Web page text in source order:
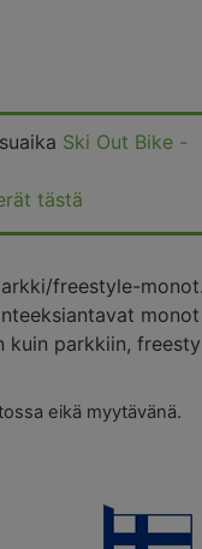
Ski Out Bike -
tästä
freestyle-
kuin parkkiin,
eikä myytävänä.